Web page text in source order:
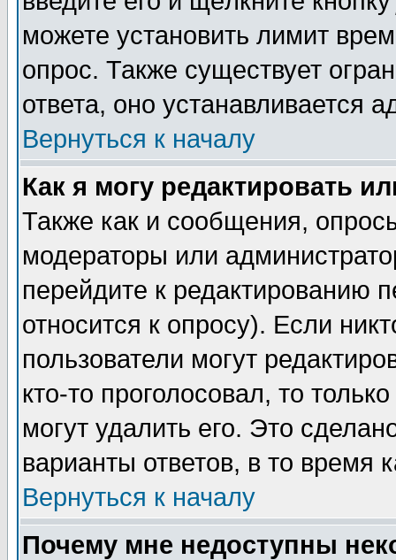
можете установить лимит
опрос. Также существует
ответа, оно устанавливается
Вернуться к началу
Как я могу редактировать
Также как и сообщения,
модераторы или
перейдите к редактированию
относится к опросу). Если
пользователи могут
кто-то проголосовал, то
могут удалить его. Это
варианты ответов, в то время
Вернуться к началу
Почему мне недоступны